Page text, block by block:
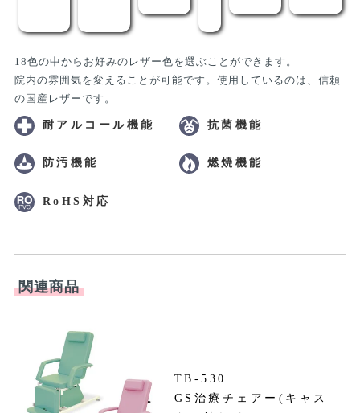
18色の中からお好みのレザー色を選ぶことができます。
院内の雰囲気を変えることが可能です。使用しているのは、信頼
の国産レザーです。
耐アルコール機能 抗菌機能
防汚機能 燃焼機能
RoHS対応
関連商品
TB-530
GS治療チェアー(キャス